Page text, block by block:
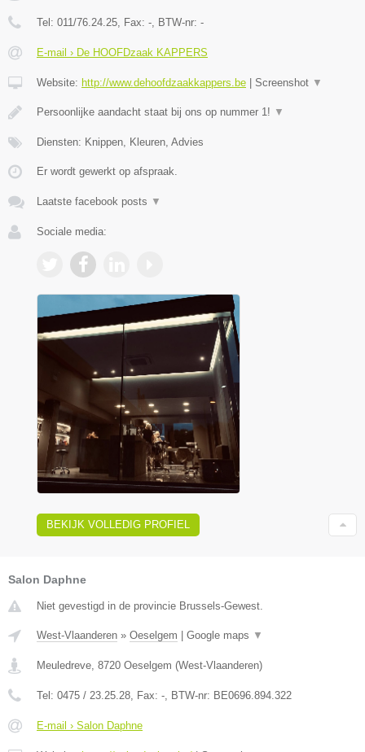
Tel: 011/76.24.25, Fax: -, BTW-nr: -
E-mail › De HOOFDzaak KAPPERS
Website: http://www.dehoofdzaakkappers.be Screenshot ▼
Persoonlijke aandacht staat bij ons op nummer 1! ▼
Diensten: Knippen, Kleuren, Advies
Er wordt gewerkt op afspraak.
Laatste facebook posts ▼
Sociale media:
BEKIJK VOLLEDIG PROFIEL
Salon Daphne
Niet gevestigd in de provincie Brussels-Gewest.
West-Vlaanderen » Oeselgem Google maps ▼
Meuledreve, 8720 Oeselgem (West-Vlaanderen)
Tel: 0475 / 23.25.28, Fax: -, BTW-nr: BE0696.894.322
E-mail › Salon Daphne